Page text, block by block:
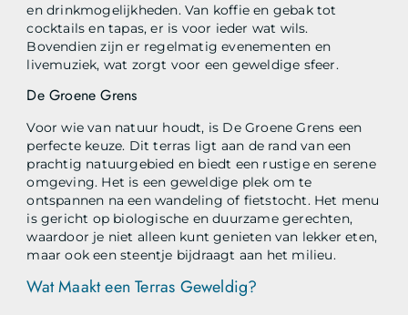
en drinkmogelijkheden. Van koffie en gebak tot
cocktails en tapas, er is voor ieder wat wils.
Bovendien zijn er regelmatig evenementen en
livemuziek, wat zorgt voor een geweldige sfeer.
De Groene Grens
Voor wie van natuur houdt, is De Groene Grens een
perfecte keuze. Dit terras ligt aan de rand van een
prachtig natuurgebied en biedt een rustige en serene
omgeving. Het is een geweldige plek om te
ontspannen na een wandeling of fietstocht. Het menu
is gericht op biologische en duurzame gerechten,
waardoor je niet alleen kunt genieten van lekker eten,
maar ook een steentje bijdraagt aan het milieu.
Wat Maakt een Terras Geweldig?